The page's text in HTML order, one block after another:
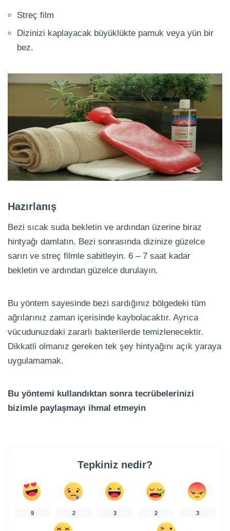
Streç film
Dizinizi kaplayacak büyüklükte pamuk veya yün bir
bez.
Hazırlanış
Bezi sıcak suda bekletin ve ardından üzerine biraz
hintyağı damlatın. Bezi sonrasında dizinize güzelce
sarın ve streç filmle sabitleyin. 6 – 7 saat kadar
bekletin ve ardından güzelce durulayın.
Bu yöntem sayesinde bezi sardığınız bölgedeki tüm
ağrılarınız zaman içerisinde kaybolacaktır. Ayrıca
vücudunuzdaki zararlı bakterilerde temizlenecektir.
Dikkatli olmanız gereken tek şey hintyağını açık yaraya
uygulamamak.
Bu yöntemi kullandıktan sonra tecrübelerinizi
bizimle paylaşmayı ihmal etmeyin
Tepkiniz nedir?
9 2 3 2 3